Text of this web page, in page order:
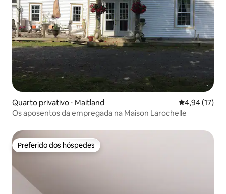
Quarto privativo ⋅ Maitland 4,94 de uma
4,94 (17)
Os aposentos da empregada na Maison Larochelle
Preferido dos hóspedes
Preferido dos hóspedes